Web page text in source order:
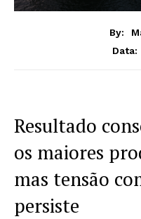
By:
Data:
Resultado
os maiores
mas tensão
persiste